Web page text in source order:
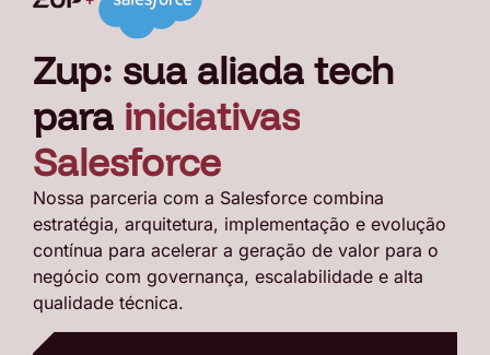
Zup: sua aliada tech
para iniciativas
Salesforce
Nossa parceria com a Salesforce combina
estratégia, arquitetura, implementação e evolução
contínua para acelerar a geração de valor para o
negócio com governança, escalabilidade e alta
qualidade técnica.